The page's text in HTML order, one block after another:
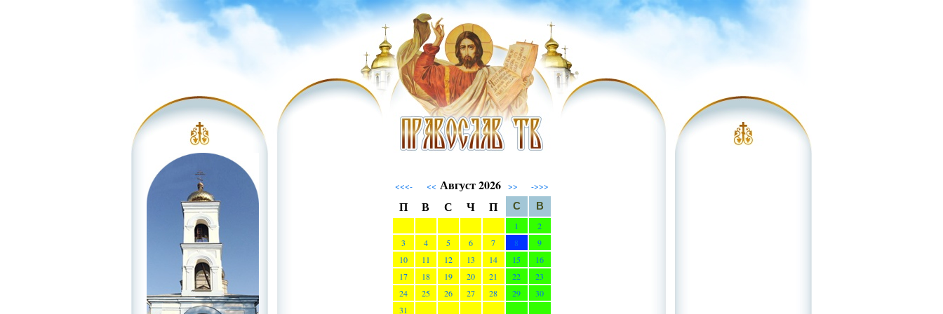
<<<- << Август 2026 >> ->>>
П В С Ч П С
В
1
2
3
4 5 6 7 8
9
10
11 12 13 14 15
16
17
18 19 20 21 22
23
24
25 26 27 28 29
30
31